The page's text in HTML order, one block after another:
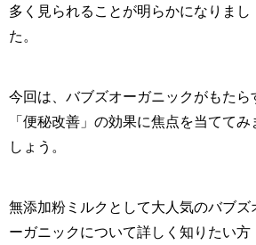
多く見られることが明らかになりまし
た。
今回は、バブズオーガニックがもたら
「便秘改善 」の効果に焦点を当ててみ
しょう。
無添加粉ミルクとして大人気のバブズ
ーガニックについて詳しく知りたい方